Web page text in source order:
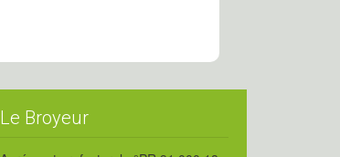
Le Broyeur